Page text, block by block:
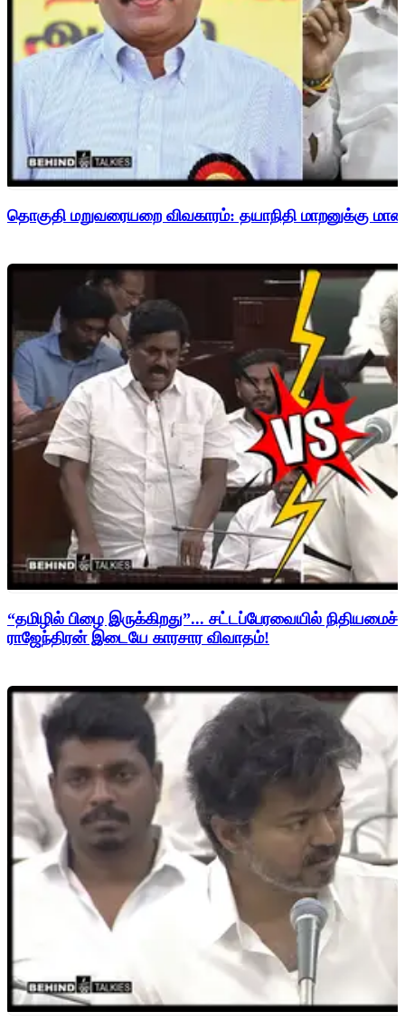
தொகுதி மறுவரையறை விவகாரம்: தயாநிதி மாறனுக்கு
“தமிழில் பிழை இருக்கிறது”... சட்டப்பேரவையில்
ராஜேந்திரன் இடையே காரசார விவாதம்!